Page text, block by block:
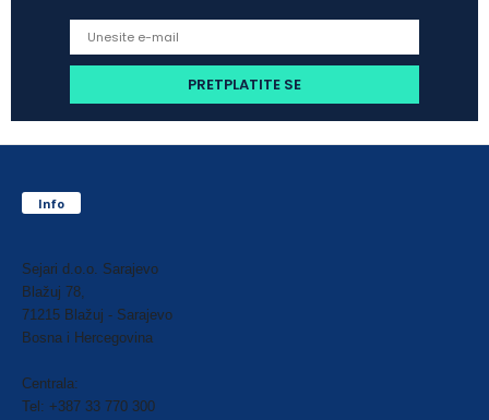
Info
Sejari d.o.o. Sarajevo
Blažuj 78,
71215 Blažuj - Sarajevo
Bosna i Hercegovina
Centrala:
Tel: +387 33 770 300